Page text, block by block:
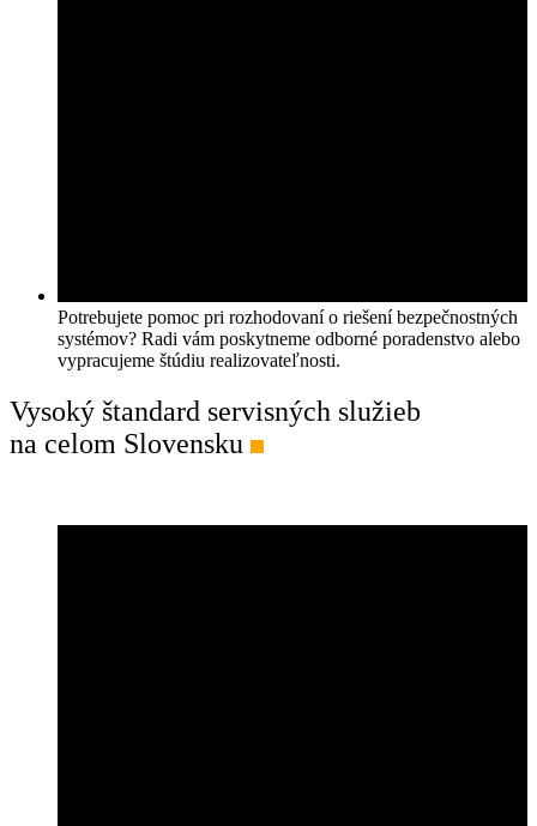
Potrebujete pomoc pri rozhodovaní o riešení bezpečnostných
systémov? Radi vám poskytneme odborné poradenstvo alebo
vypracujeme štúdiu realizovateľnosti.
Vysoký štandard servisných služieb
na celom Slovensku